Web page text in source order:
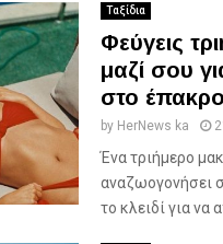
Ταξίδια
Φεύγεις
μαζί σου
στο έπακρο
by HerNews ka
Ένα τριήμερο
αναζωογονήσει
το κλειδί για να